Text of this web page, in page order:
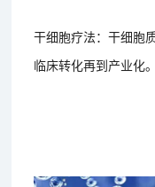
干细胞疗法：干细胞
临床转化再到产业化。